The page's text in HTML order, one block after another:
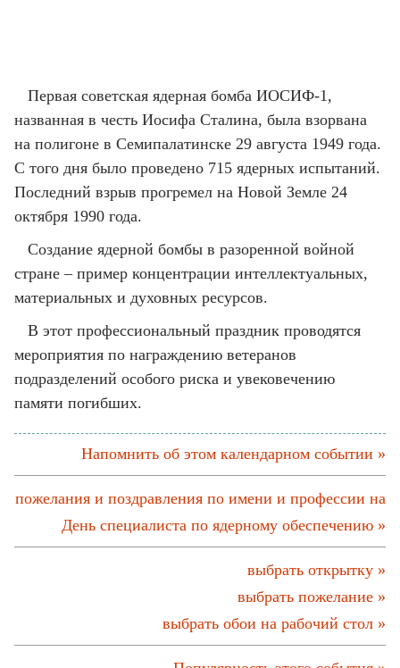
Первая советская ядерная бомба ИОСИФ-1,
названная в честь Иосифа Сталина, была взорвана
на полигоне в Семипалатинске 29 августа 1949 года.
С того дня было проведено 715 ядерных испытаний.
Последний взрыв прогремел на Новой Земле 24
октября 1990 года.
Создание ядерной бомбы в разоренной войной
стране – пример концентрации интеллектуальных,
материальных и духовных ресурсов.
В этот профессиональный праздник проводятся
мероприятия по награждению ветеранов
подразделений особого риска и увековечению
памяти погибших.
Напомнить об этом календарном событии »
пожелания и поздравления по имени и профессии на
День специалиста по ядерному обеспечению »
выбрать открытку »
выбрать пожелание »
выбрать обои на рабочий стол »